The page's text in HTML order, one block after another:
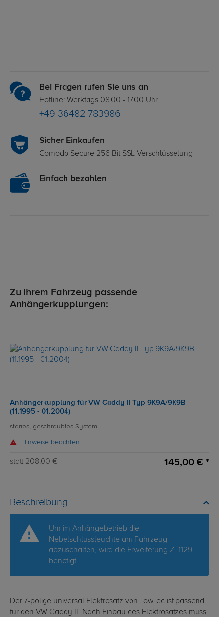
Bei Fragen rufen Sie uns an
Hotline: Werktags 08.00 - 17.00 Uhr
+49 36482 783986
Sicher Einkaufen
Comodo Secure 256-Bit SSL-Verschlüsselung
Einfach bezahlen
Zu Ihrem Fahrzeug passende
Anhängerkupplungen:
Anhängerkupplung für VW Caddy II Typ 9K9A/9K9B
(11.1995 - 01.2004)
starres, geschraubtes System
Hinweise beachten
statt 208,00 € 145,00 € *
Beschreibung
Um im Anhängebetrieb die
Nebelschlussleuchte am Fahrzeug
abzuschalten, wird die Erweiterung ZT1129
benötigt.
Der 7-polige universal Elektrosatz von TowTec ist passend
für den VW Caddy II. Nach Einbau des Elektrosatzes muss